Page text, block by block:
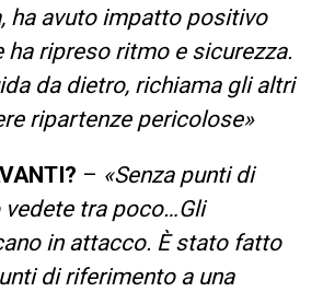
ha avuto impatto positivo
ha ripreso ritmo e sicurezza.
da dietro, richiama gli altri
ripartenze pericolose»
– «Senza punti di
tra poco…Gli
in attacco. È stato fatto
di riferimento a una